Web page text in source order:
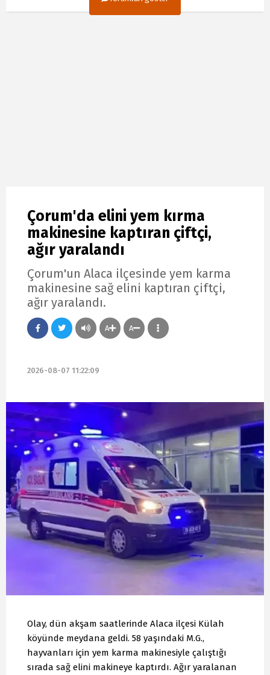
Çorum'da elini yem kırma
makinesine kaptıran çiftçi,
ağır yaralandı
Çorum'un Alaca ilçesinde yem karma
makinesine sağ elini kaptıran çiftçi,
ağır yaralandı.
A A
2026-08-07 11:22:09
Olay, dün akşam saatlerinde Alaca ilçesi Külah
köyünde meydana geldi. 58 yaşındaki M.G.,
hayvanları için yem karma makinesiyle çalıştığı
sırada sağ elini makineye kaptırdı. Ağır yaralanan